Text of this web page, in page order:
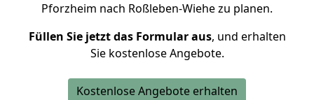
Pforzheim nach Roßleben-Wiehe zu planen.
Füllen Sie jetzt das Formular aus, und erhalten
Sie kostenlose Angebote.
Kostenlose Angebote erhalten